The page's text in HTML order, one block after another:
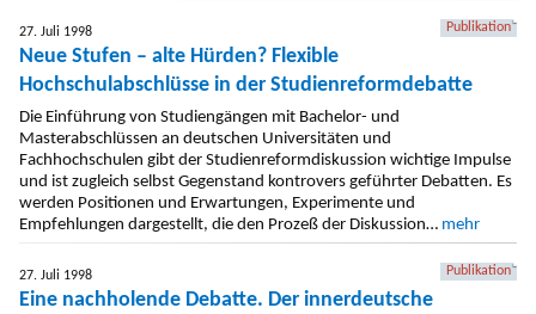
27. Juli 1998 Publikation
Neue Stufen – alte Hürden? Flexible
Hochschulabschlüsse in der Studienreformdebatte
Die Einführung von Studiengängen mit Bachelor- und
Masterabschlüssen an deutschen Universitäten und
Fachhochschulen gibt der Studienreformdiskussion wichtige Impulse
und ist zugleich selbst Gegenstand kontrovers geführter Debatten. Es
werden Positionen und Erwartungen, Experimente und
Empfehlungen dargestellt, die den Prozeß der Diskussion… mehr
27. Juli 1998 Publikation
Eine nachholende Debatte. Der innerdeutsche